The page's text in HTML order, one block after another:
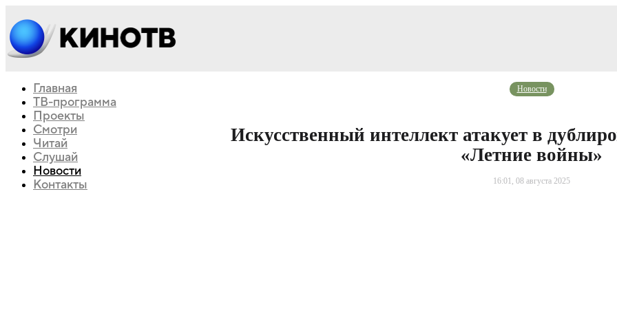
Главная
ТВ-программа
Проекты
Смотри
Читай
Слушай
Новости
Контакты
Новости
Искусственный интеллект атакует в
«Летние войны»
16:01, 08 августа 2025